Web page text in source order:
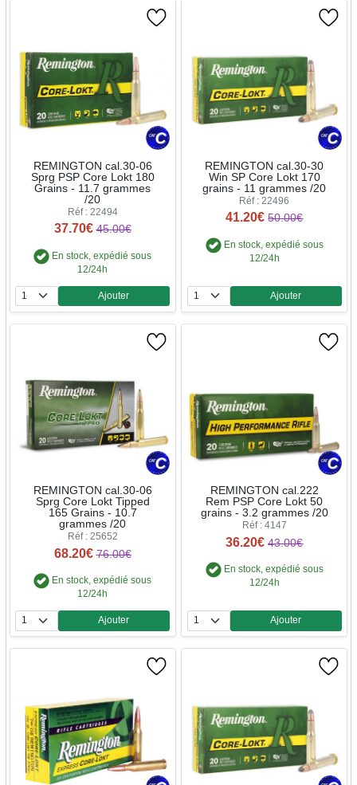
REMINGTON cal.30-06
Sprg PSP Core Lokt 180
Grains - 11.7 grammes
/20
Réf : 22494
37.70€ 45.00€
En stock, expédié sous
12/24h
Quantité
Ajouter
REMINGTON cal.30-30
Win SP Core Lokt 170
grains - 11 grammes /20
Réf : 22496
41.20€ 50.00€
En stock, expédié sous
12/24h
Quantité
Ajouter
REMINGTON cal.30-06
Sprg Core Lokt Tipped
165 Grains - 10.7
grammes /20
Réf : 25652
68.20€ 76.00€
En stock, expédié sous
12/24h
Quantité
Ajouter
REMINGTON cal.222
Rem PSP Core Lokt 50
grains - 3.2 grammes /20
Réf : 4147
36.20€ 43.00€
En stock, expédié sous
12/24h
Quantité
Ajouter